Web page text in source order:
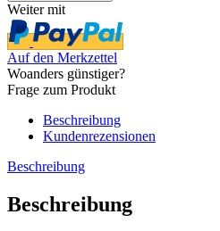
Weiter mit
Auf den Merkzettel
Woanders günstiger?
Frage zum Produkt
Beschreibung
Kundenrezensionen
Beschreibung
Beschreibung